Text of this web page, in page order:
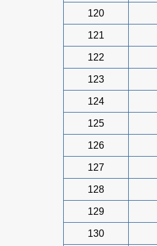
120
121
122
123
124
125
126
127
128
129
130